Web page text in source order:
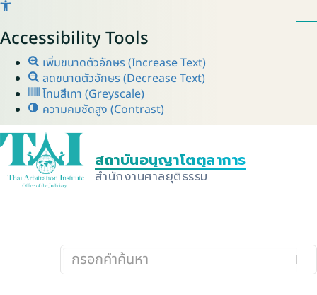
Accessibility Tools
เพิ่มขนาดตัวอักษร (Increase Text)
ลดขนาดตัวอักษร (Decrease Text)
โทนสีเทา (Greyscale)
ความคมชัดสูง (Contrast)